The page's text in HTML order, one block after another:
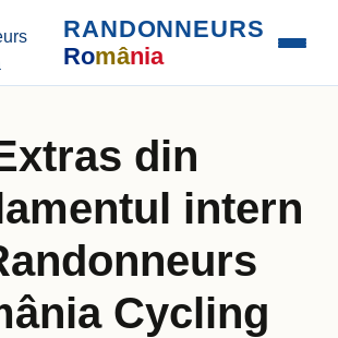
RANDONNEURS
România
din
intern
Cycling